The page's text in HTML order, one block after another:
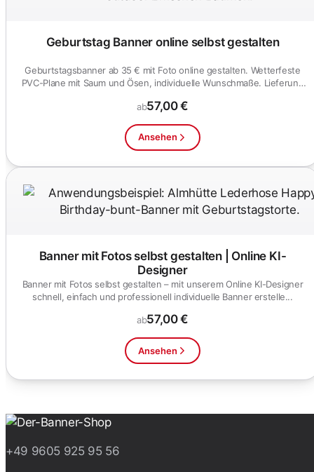
Geburtstag Banner online selbst gestalten
Geburtstagsbanner ab 35 € mit Foto online gestalten. Wetterfeste
PVC-Plane mit Saum und Ösen, individuelle Wunschmaße. Lieferung
ab57,00 €
Ansehen
Banner mit Fotos selbst gestalten | Online KI-
Designer
Banner mit Fotos selbst gestalten – mit unserem Online KI-Designer
schnell, einfach und professionell individuelle Banner erstelle...
ab57,00 €
Ansehen
+49 9605 925 95 56